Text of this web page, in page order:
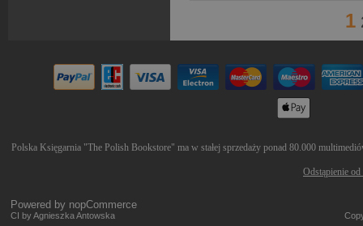
1
Polska Księgarnia "The Polish Bookstore" ma w stałej sprzedaży ponad 80.000
Odstąpienie
Powered by nopCommerce
CI by Agnieszka Antowska